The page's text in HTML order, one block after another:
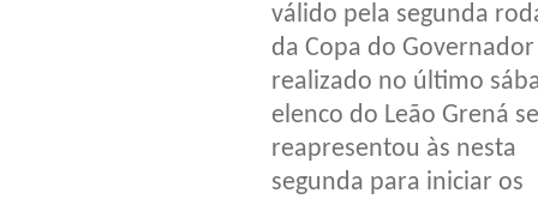
válido pela segunda
da Copa do Governador
realizado no último
elenco do Leão Grená se
reapresentou às nesta
segunda para iniciar os